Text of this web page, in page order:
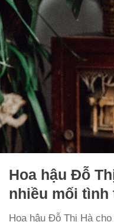
Hoa hậu Đỗ
nhiều mối
Hoa hậu Đỗ Thị Hà